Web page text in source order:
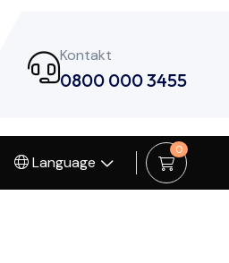
Kontakt
0800 000 3455
Language
0